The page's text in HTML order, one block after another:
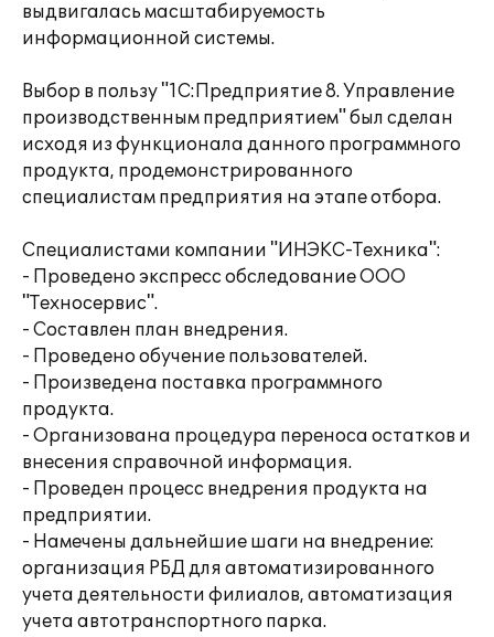
выдвигалась масштабируемость
информационной системы.
Выбор в пользу "1С:Предприятие 8. Управление
производственным предприятием" был сделан
исходя из функционала данного программного
продукта, продемонстрированного
специалистам предприятия на этапе отбора.
Специалистами компании "ИНЭКС-Техника":
- Проведено экспресс обследование ООО
"Техносервис".
- Составлен план внедрения.
- Проведено обучение пользователей.
- Произведена поставка программного
продукта.
- Организована процедура переноса остатков и
внесения справочной информация.
- Проведен процесс внедрения продукта на
предприятии.
- Намечены дальнейшие шаги на внедрение:
организация РБД для автоматизированного
учета деятельности филиалов, автоматизация
учета автотранспортного парка.